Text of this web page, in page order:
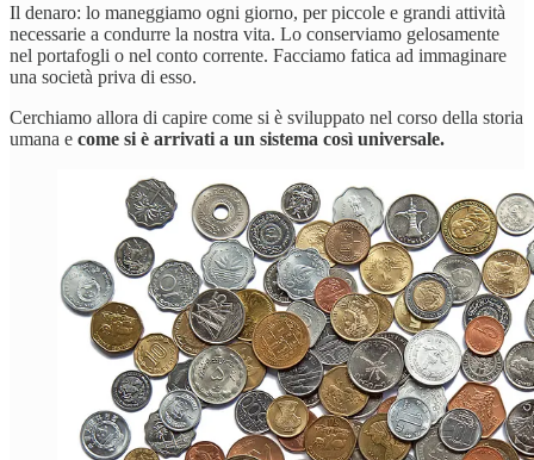
Il denaro: lo maneggiamo ogni giorno, per piccole e grandi attività
necessarie a condurre la nostra vita. Lo conserviamo gelosamente
nel portafogli o nel conto corrente. Facciamo fatica ad immaginare
una società priva di esso.
Cerchiamo allora di capire come si è sviluppato nel corso della storia
umana e come si è arrivati a un sistema così universale.